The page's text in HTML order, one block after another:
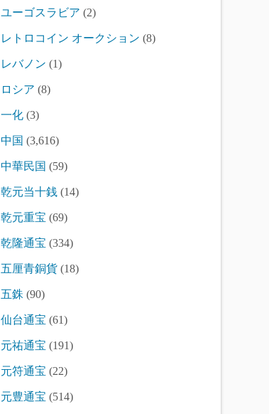
ユーゴスラビア (2)
レトロコイン オークション (8)
レバノン (1)
ロシア (8)
一化 (3)
中国 (3,616)
中華民国 (59)
乾元当十銭 (14)
乾元重宝 (69)
乾隆通宝 (334)
五厘青銅貨 (18)
五銖 (90)
仙台通宝 (61)
元祐通宝 (191)
元符通宝 (22)
元豊通宝 (514)